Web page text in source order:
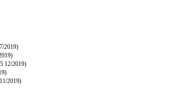
2019)
12/2019)
2019)